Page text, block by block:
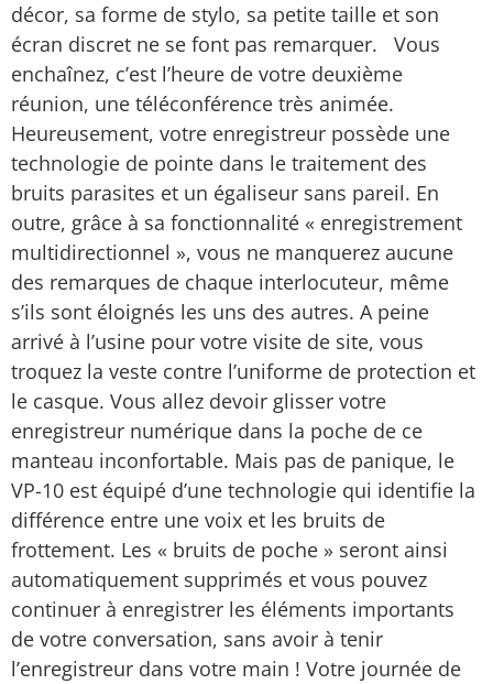
décor, sa forme de stylo, sa petite taille et son
écran discret ne se font pas remarquer. Vous
enchaînez, c’est l’heure de votre deuxième
réunion, une téléconférence très animée.
Heureusement, votre enregistreur possède une
technologie de pointe dans le traitement des
bruits parasites et un égaliseur sans pareil. En
outre, grâce à sa fonctionnalité « enregistrement
multidirectionnel », vous ne manquerez aucune
des remarques de chaque interlocuteur, même
s’ils sont éloignés les uns des autres. A peine
arrivé à l’usine pour votre visite de site, vous
troquez la veste contre l’uniforme de protection et
le casque. Vous allez devoir glisser votre
enregistreur numérique dans la poche de ce
manteau inconfortable. Mais pas de panique, le
VP-10 est équipé d’une technologie qui identifie la
différence entre une voix et les bruits de
frottement. Les « bruits de poche » seront ainsi
automatiquement supprimés et vous pouvez
continuer à enregistrer les éléments importants
de votre conversation, sans avoir à tenir
l’enregistreur dans votre main ! Votre journée de